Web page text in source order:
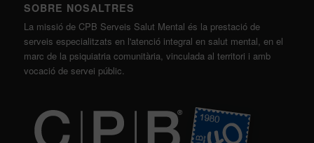
SOBRE NOSALTRES
La missió de CPB Serveis Salut Mental és la prestació de
serveis especialitzats en l'atenció integral en salut mental, en el
marc de la psiquiatria comunitària, vinculada al territori i amb
vocació de servei públic.